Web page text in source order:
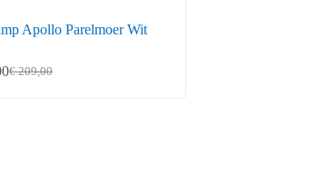
Apollo Parelmoer Wit
€209,00